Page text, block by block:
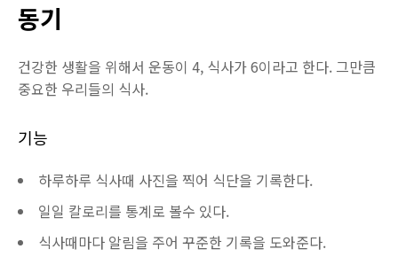
동기
건강한 생활을 위해서 운동이 4, 식사가 6이라고 한다. 그만큼
중요한 우리들의 식사.
기능
하루하루 식사때 사진을 찍어 식단을 기록한다.
일일 칼로리를 통계로 볼수 있다.
식사때마다 알림을 주어 꾸준한 기록을 도와준다.